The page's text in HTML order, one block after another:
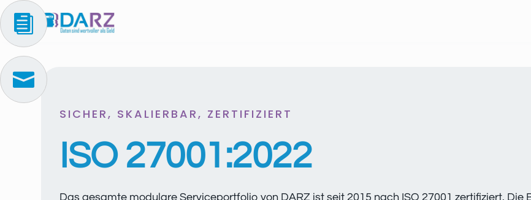
SICHER, SKALIERBAR, ZERTIFIZIERT
ISO 27001:2022
Das gesamte modulare Serviceportfolio von DARZ ist seit 2015 nach ISO 27001 zertifiziert.

